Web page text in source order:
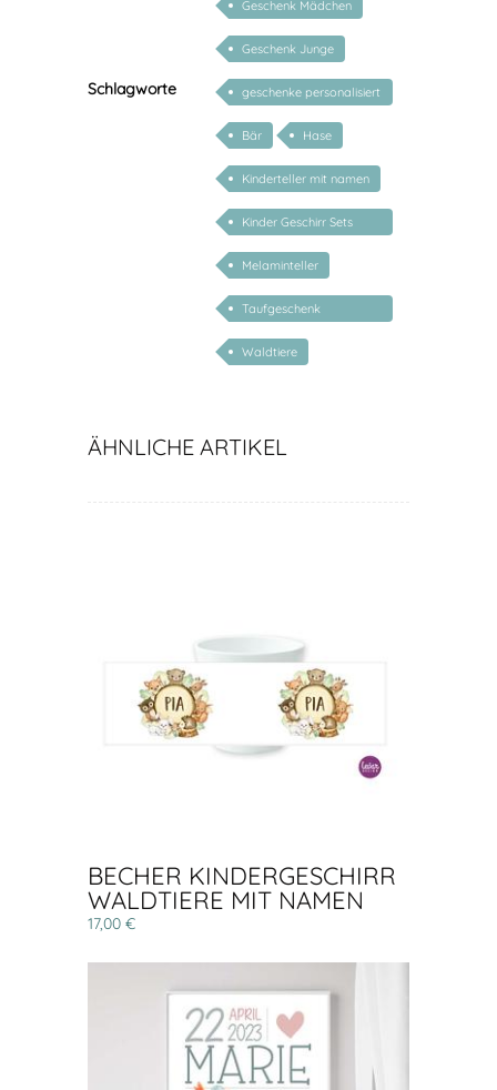
Schlagworte
Geschenk Mädchen
Geschenk Junge
geschenke personalisiert
kinder
Bär
Hase
Kinderteller mit namen
Kinder Geschirr Sets
Melamin
Melaminteller
Taufgeschenk
personalisiert
Waldtiere
ÄHNLICHE ARTIKEL
BECHER KINDERGESCHIRR
WALDTIERE MIT NAMEN
17,00 €